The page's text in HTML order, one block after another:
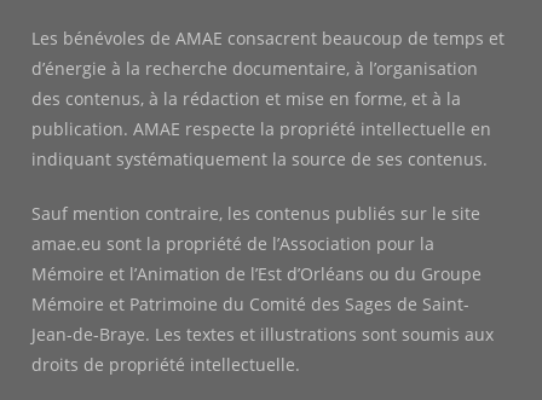
Les bénévoles de AMAE consacrent beaucoup de temps et
d’énergie à la recherche documentaire, à l’organisation
des contenus, à la rédaction et mise en forme, et à la
publication. AMAE respecte la propriété intellectuelle en
indiquant systématiquement la source de ses contenus.
Sauf mention contraire, les contenus publiés sur le site
amae.eu sont la propriété de l’Association pour la
Mémoire et l’Animation de l’Est d’Orléans ou du Groupe
Mémoire et Patrimoine du Comité des Sages de Saint-
Jean-de-Braye. Les textes et illustrations sont soumis aux
droits de propriété intellectuelle.